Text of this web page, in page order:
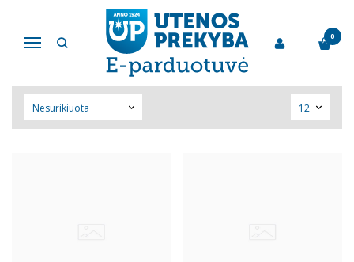
Navigacija
0
NEALKOHOLINIAI GĖRIMAI
Nealkoholiniai gėrimai